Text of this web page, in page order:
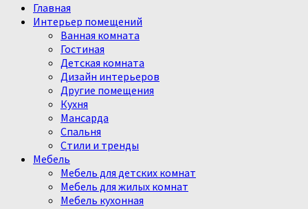
Главная
Интерьер помещений
Ванная комната
Гостиная
Детская комната
Дизайн интерьеров
Другие помещения
Кухня
Мансарда
Спальня
Стили и тренды
Мебель
Мебель для детских комнат
Мебель для жилых комнат
Мебель кухонная